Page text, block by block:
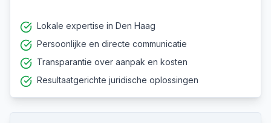
Lokale expertise in Den Haag
Persoonlijke en directe communicatie
Transparantie over aanpak en kosten
Resultaatgerichte juridische oplossingen